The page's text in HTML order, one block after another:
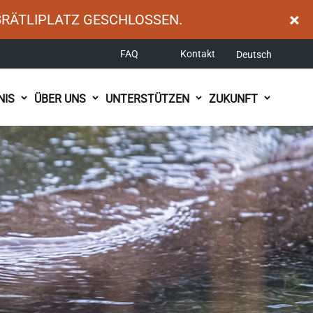
GESCHLOSSEN. ×
FAQ Kontakt Deutsch
ÜBER UNS UNTERSTÜTZEN ZUKUNFT